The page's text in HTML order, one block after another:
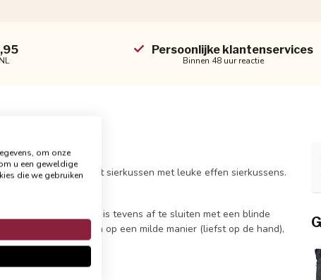
Persoonlijke klantenservices
Binnen 48 uur reactie
Combineer dit sierkussen met leuke effen sierkussens.
diamant steentjes en is tevens af te sluiten met een blinde
je dat het beste doen op een milde manier (liefst op de hand),
om onze
u een geweldige
die we gebruiken